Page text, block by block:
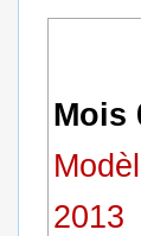
Mois
2013